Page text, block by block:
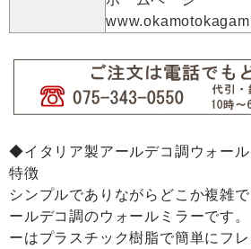
◆イタリア製アールデコ調ウォー
特徴
シンプルでありながらどこか複雑
ールデコ調のウォールミラーです
ーはプラスチック樹脂で簡単にフ